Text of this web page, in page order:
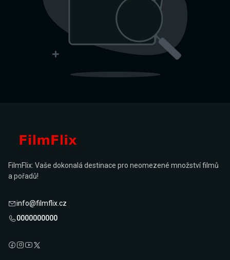
FilmFlix: Vaše dokonalá destinace pro neomezené množství filmů
a pořadů!
info@filmflix.cz
0000000000